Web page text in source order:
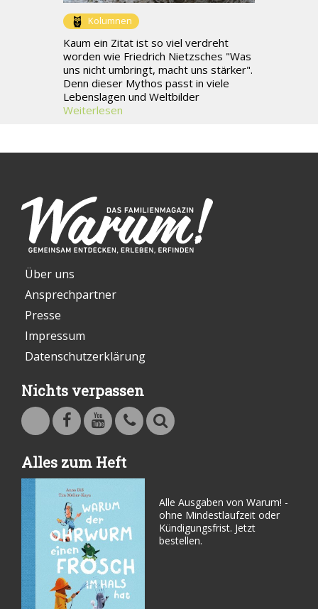
Kolumnen
Kaum ein Zitat ist so viel verdreht
worden wie Friedrich Nietzsches "Was
uns nicht umbringt, macht uns stärker".
Denn dieser Mythos passt in viele
Lebenslagen und Weltbilder
Weiterlesen
Über uns
Ansprechpartner
Presse
Impressum
Datenschutzerklärung
Nichts verpassen
Alles zum Heft
Alle Ausgaben von Warum! -
ohne Mindestlaufzeit oder
Kündigungsfrist. Jetzt
bestellen.